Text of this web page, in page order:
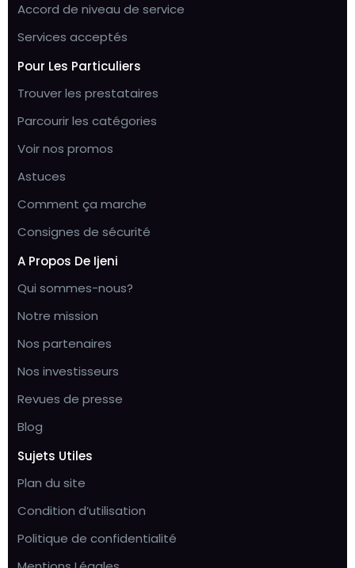
Accord de niveau de service
Services acceptés
Pour Les Particuliers
Trouver les prestataires
Parcourir les catégories
Voir nos promos
Astuces
Comment ça marche
Consignes de sécurité
A Propos De Ijeni
Qui sommes-nous?
Notre mission
Nos partenaires
Nos investisseurs
Revues de presse
Blog
Sujets Utiles
Plan du site
Condition d’utilisation
Politique de confidentialité